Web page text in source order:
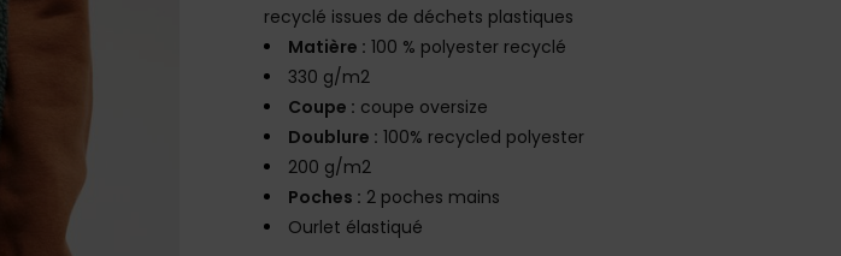
recyclé issues de déchets plastiques
Matière : 100 % polyester recyclé
330 g/m2
Coupe : coupe oversize
Doublure : 100% recycled polyester
200 g/m2
Poches : 2 poches mains
Ourlet élastiqué